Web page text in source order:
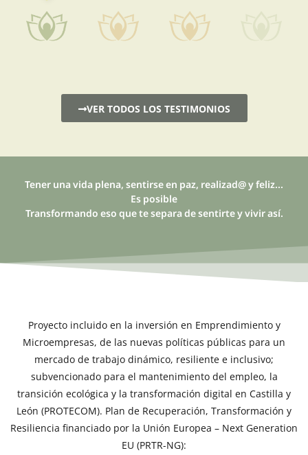
VER TODOS LOS TESTIMONIOS
Tener una vida plena, sentirse en paz, realizad@ y feliz...
Es posible
Transformando eso que te separa de sentirte y vivir así.
Proyecto incluido en la inversión en Emprendimiento y
Microempresas, de las nuevas políticas públicas para un
mercado de trabajo dinámico, resiliente e inclusivo;
subvencionado para el mantenimiento del empleo, la
transición ecológica y la transformación digital en Castilla y
León (PROTECOM). Plan de Recuperación, Transformación y
Resiliencia financiado por la Unión Europea – Next Generation
EU (PRTR-NG):